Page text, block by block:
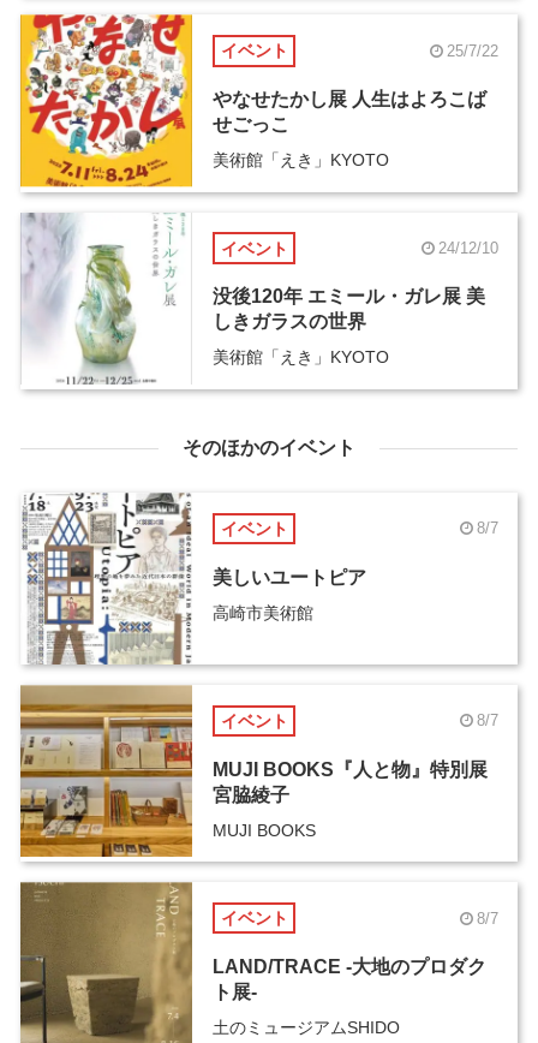
イベント 25/7/22
やなせたかし展 人生はよろこば
せごっこ
美術館「えき」KYOTO
イベント 24/12/10
没後120年 エミール・ガレ展 美
しきガラスの世界
美術館「えき」KYOTO
そのほかのイベント
イベント 8/7
美しいユートピア
高崎市美術館
イベント 8/7
MUJI BOOKS『人と物』特別展
宮脇綾子
MUJI BOOKS
イベント 8/7
LAND/TRACE -大地のプロダク
ト展-
土のミュージアムSHIDO